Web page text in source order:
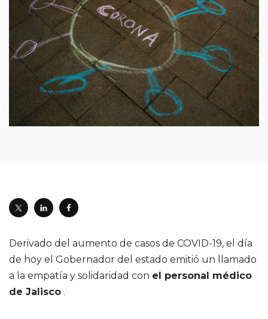
Derivado del aumento de casos de COVID-19, el día
de hoy el Gobernador del estado emitió un llamado
a la empatía y solidaridad con el personal médico
de Jalisco .